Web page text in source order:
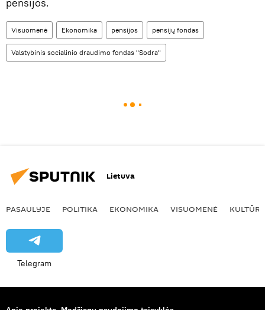
Visuomenė Ekonomika pensijos pensijų fondas
Valstybinis socialinio draudimo fondas "Sodra"
Lietuva
PASAULYJE POLITIKA EKONOMIKA VISUOMENĖ KULTŪRA
Telegram